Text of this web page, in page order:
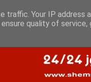
اتفاقية الاستخدام أعلن
traffic. Your IP address
quality of service,